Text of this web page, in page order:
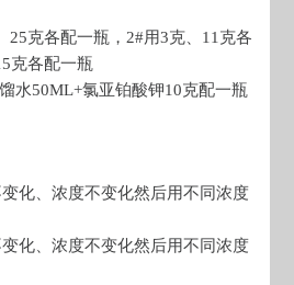
25克各配一瓶，2#用3克、11克各
克各配一瓶
50ML+氯亚铂酸钾10克配一瓶
化、浓度不变化然后用不同浓度
化、浓度不变化然后用不同浓度